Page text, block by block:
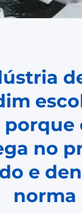
no
e
norma